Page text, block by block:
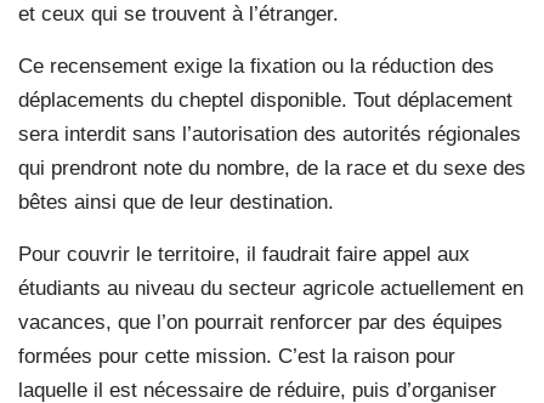
et ceux qui se trouvent à l’étranger.
Ce recensement exige la fixation ou la réduction des
déplacements du cheptel disponible. Tout déplacement
sera interdit sans l’autorisation des autorités régionales
qui prendront note du nombre, de la race et du sexe des
bêtes ainsi que de leur destination.
Pour couvrir le territoire, il faudrait faire appel aux
étudiants au niveau du secteur agricole actuellement en
vacances, que l’on pourrait renforcer par des équipes
formées pour cette mission. C’est la raison pour
laquelle il est nécessaire de réduire, puis d’organiser